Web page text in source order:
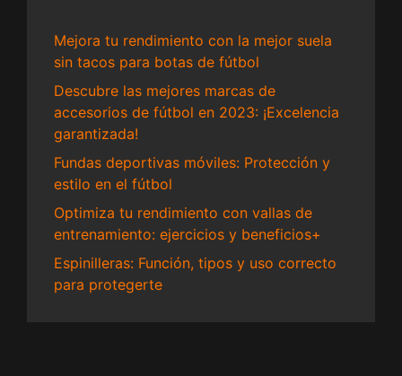
Mejora tu rendimiento con la mejor suela
sin tacos para botas de fútbol
Descubre las mejores marcas de
accesorios de fútbol en 2023: ¡Excelencia
garantizada!
Fundas deportivas móviles: Protección y
estilo en el fútbol
Optimiza tu rendimiento con vallas de
entrenamiento: ejercicios y beneficios+
Espinilleras: Función, tipos y uso correcto
para protegerte